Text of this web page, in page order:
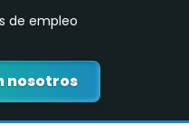
de empleo
nosotros